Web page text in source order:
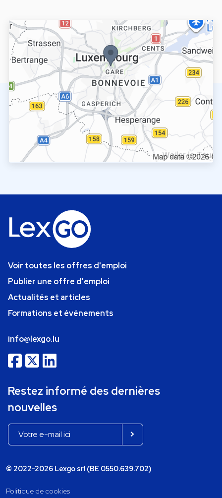
Voir toutes les offres d'emploi
Publier une offre d'emploi
Actualités et articles
Formations et événements
info@lexgo.lu
Restez informé des dernières
nouvelles
© 2022-2026 Lexgo srl (BE 0550.639.702)
Politique de cookies